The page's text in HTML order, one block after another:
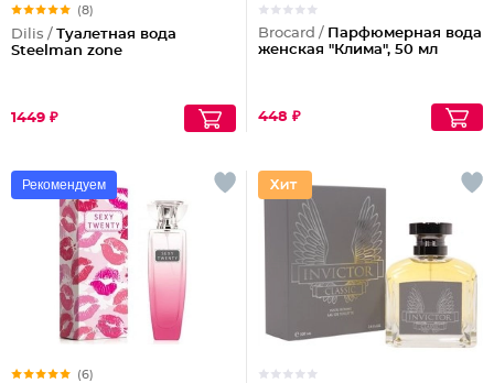
(8)
Dilis /
Туалетная вода
Steelman zone
1449 ₽
Brocard /
Парфюмерная вода
женская "Клима", 50 мл
448 ₽
Рекомендуем
(6)